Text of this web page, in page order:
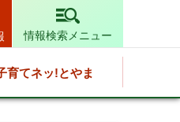
情報検索メニュー
育てネッ!とやま